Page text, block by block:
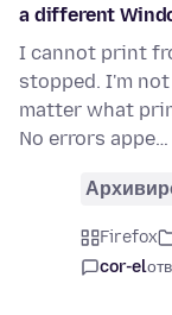
a different
I cannot print
stopped. I'm
matter what
No errors appe…
Firefox
cor-el